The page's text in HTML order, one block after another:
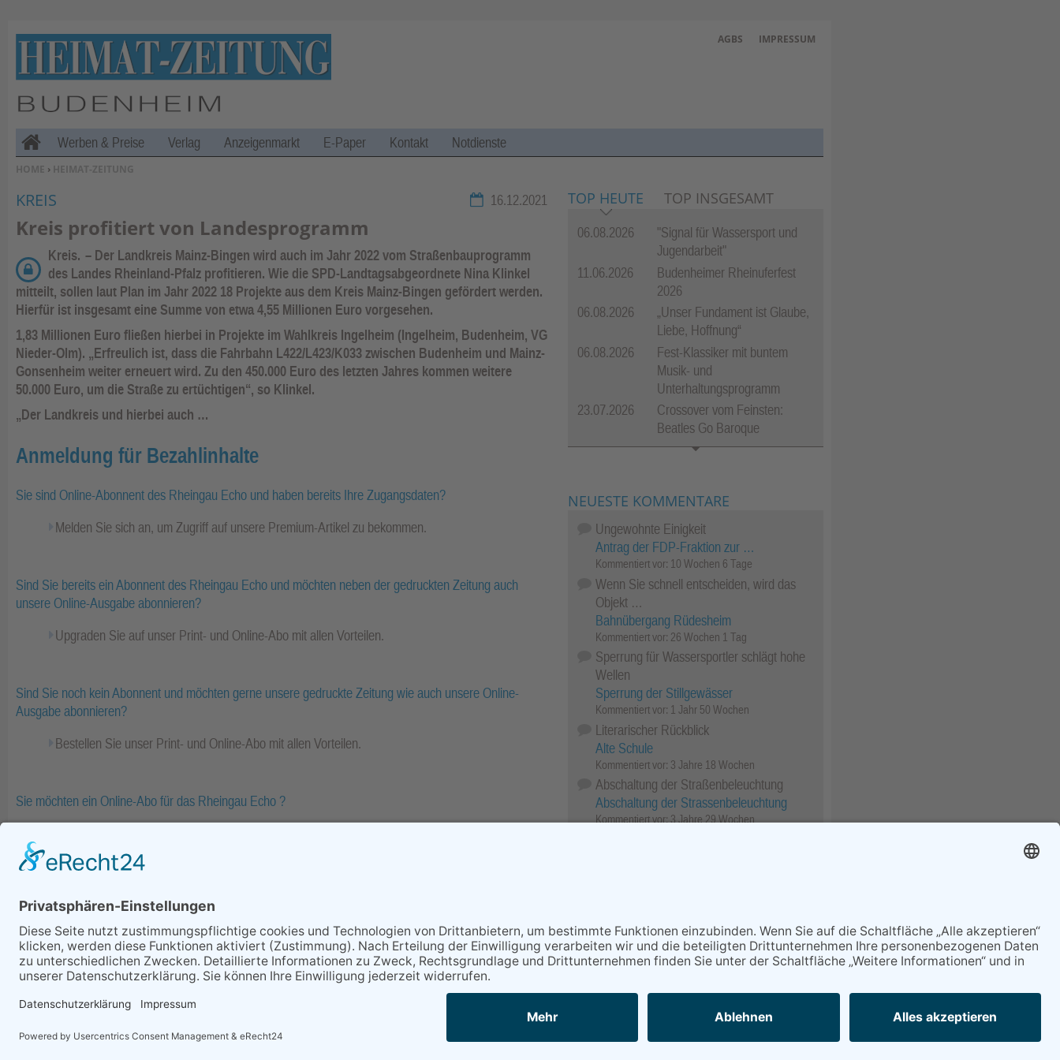
AGBS IMPRESSUM
SIE BEFINDEN SICH HIER:
HOME › HEIMAT-ZEITUNG
KREIS 16.12.2021
Kreis profitiert von Landesprogramm
Kreis. – Der Landkreis Mainz-Bingen wird auch im Jahr 2022 vom Straßenbauprogramm
des Landes Rheinland-Pfalz profitieren. Wie die SPD-Landtagsabgeordnete Nina Klinkel
mitteilt, sollen laut Plan im Jahr 2022 18 Projekte aus dem Kreis Mainz-Bingen gefördert werden.
Hierfür ist insgesamt eine Summe von etwa 4,55 Millionen Euro vorgesehen.
1,83 Millionen Euro fließen hierbei in Projekte im Wahlkreis Ingelheim (Ingelheim, Budenheim, VG
Nieder-Olm). „Erfreulich ist, dass die Fahrbahn L422/L423/K033 zwischen Budenheim und Mainz-
Gonsenheim weiter erneuert wird. Zu den 450.000 Euro des letzten Jahres kommen weitere
50.000 Euro, um die Straße zu ertüchtigen“, so Klinkel.
„Der Landkreis und hierbei auch …
Anmeldung für Bezahlinhalte
Sie sind Online-Abonnent des Rheingau Echo und haben bereits Ihre Zugangsdaten?
Melden Sie sich an, um Zugriff auf unsere Premium-Artikel zu bekommen.
Sind Sie bereits ein Abonnent des Rheingau Echo und möchten neben der gedruckten Zeitung auch
unsere Online-Ausgabe abonnieren?
Upgraden Sie auf unser Print- und Online-Abo mit allen Vorteilen.
Sind Sie noch kein Abonnent und möchten gerne unsere gedruckte Zeitung wie auch unsere Online-
Ausgabe abonnieren?
Bestellen Sie unser Print- und Online-Abo mit allen Vorteilen.
Sie möchten ein Online-Abo für das Rheingau Echo ?
TOP HEUTE TOP INSGESAMT
06.08.2026
"Signal für Wassersport und
Jugendarbeit"
11.06.2026
Budenheimer Rheinuferfest
2026
06.08.2026
„Unser Fundament ist Glaube,
Liebe, Hoffnung“
06.08.2026
Fest-Klassiker mit buntem
Musik- und
Unterhaltungsprogramm
23.07.2026
Crossover vom Feinsten:
Beatles Go Baroque
NEUESTE KOMMENTARE
Ungewohnte Einigkeit
Antrag der FDP-Fraktion zur …
Kommentiert vor: 10 Wochen 6 Tage
Wenn Sie schnell entscheiden, wird das
Objekt …
Bahnübergang Rüdesheim
Kommentiert vor: 26 Wochen 1 Tag
Sperrung für Wassersportler schlägt hohe
Wellen
Sperrung der Stillgewässer
Kommentiert vor: 1 Jahr 50 Wochen
Literarischer Rückblick
Alte Schule
Kommentiert vor: 3 Jahre 18 Wochen
Abschaltung der Straßenbeleuchtung
Abschaltung der Strassenbeleuchtung
Kommentiert vor:3 Jahre 29 Wochen
H
m
e
Werben & Preise Verlag Anzeigenmarkt E-Paper Kontakt Notdienste
NACH OBEN
Alle Rechte vorbehalten - Rheingau Echo Verlag GmbH, Industriestraße 22, 65366 Geisenheim,
Telefon: (06722) 99 66 - 0, Telefax: (06722) 99 66 - 99, E-Mail: